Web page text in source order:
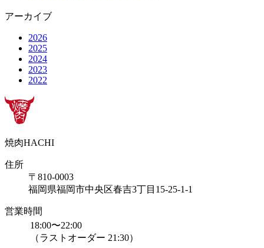
アーカイブ
2026
2025
2024
2023
2022
焼肉HACHI
住所
〒810-0003
福岡県福岡市中央区春吉3丁目15-25-1-1
営業時間
18:00〜22:00
（ラストオーダー 21:30）